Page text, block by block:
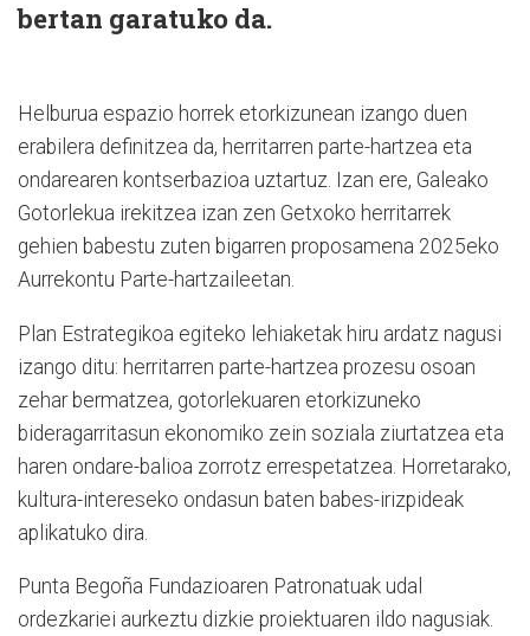
bertan garatuko da.
Helburua espazio horrek etorkizunean izango duen
erabilera definitzea da, herritarren parte-hartzea eta
ondarearen kontserbazioa uztartuz. Izan ere, Galeako
Gotorlekua irekitzea izan zen Getxoko herritarrek
gehien babestu zuten bigarren proposamena 2025eko
Aurrekontu Parte-hartzaileetan.
Plan Estrategikoa egiteko lehiaketak hiru ardatz nagusi
izango ditu: herritarren parte-hartzea prozesu osoan
zehar bermatzea, gotorlekuaren etorkizuneko
bideragarritasun ekonomiko zein soziala ziurtatzea eta
haren ondare-balioa zorrotz errespetatzea. Horretarako,
kultura-intereseko ondasun baten babes-irizpideak
aplikatuko dira.
Punta Begoña Fundazioaren Patronatuak udal
ordezkariei aurkeztu dizkie proiektuaren ildo nagusiak.